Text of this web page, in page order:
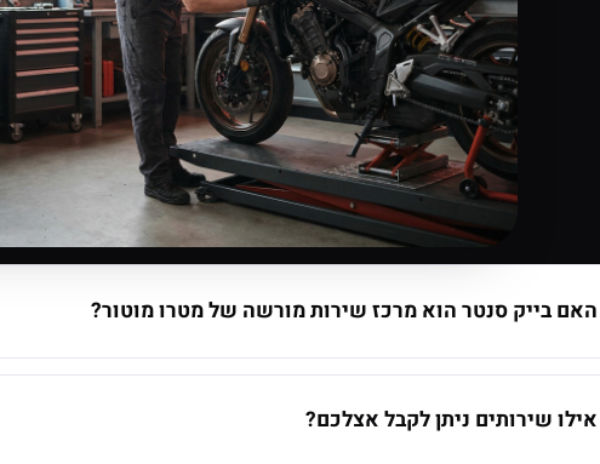
האם בייק סנטר הוא מרכז שירות מורשה של מטרו מוטור?
אילו שירותים ניתן לקבל אצלכם?